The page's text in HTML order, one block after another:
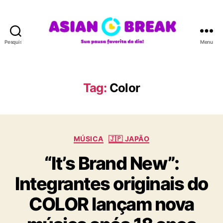
Pesquisar
A
N
R
A
Menu
Tag: Color
C
t
e
g
o
r
i
MÚSICA 🇯🇵 JAPÃO
“It’s Brand New”:
Integrantes originais do
COLOR lançam nova